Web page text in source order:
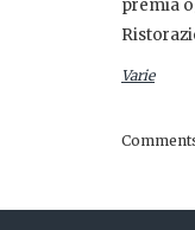
premia
Varie